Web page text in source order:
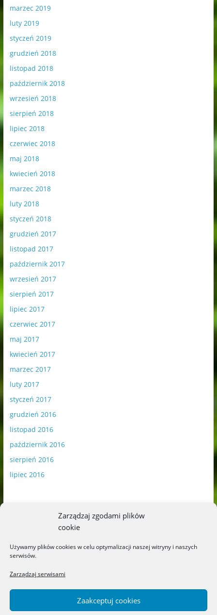
Zarządzaj zgodami plików
cookie
Używamy plików cookies w celu optymalizacji naszej witryny i naszych
serwisów.
Zarządzaj serwisami
Zaakceptuj cookies
marzec 2019
luty 2019
styczeń 2019
grudzień 2018
listopad 2018
październik 2018
wrzesień 2018
sierpień 2018
lipiec 2018
czerwiec 2018
maj 2018
kwiecień 2018
marzec 2018
luty 2018
styczeń 2018
grudzień 2017
listopad 2017
październik 2017
wrzesień 2017
sierpień 2017
lipiec 2017
czerwiec 2017
maj 2017
kwiecień 2017
marzec 2017
luty 2017
styczeń 2017
grudzień 2016
listopad 2016
październik 2016
sierpień 2016
lipiec 2016